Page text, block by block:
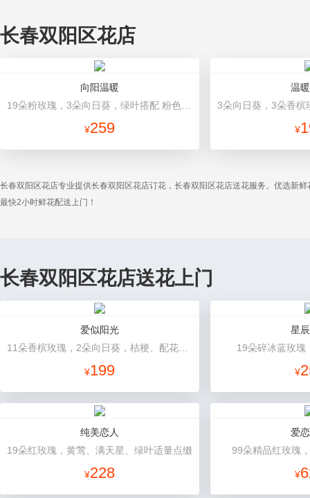
长春双阳区花店
向阳温暖
¥259
温
¥
长春双阳区花店专业提供长春双阳区花店订花，长春双阳区花店送花服务。优选新
最快2小时鲜花配送上门！
长春双阳区花店送花上门
爱似阳光
¥199
星
19朵碎冰蓝玫瑰
¥
纯美恋人
19朵红玫瑰，黄莺、满天星、绿叶适量点缀
¥228
爱
99朵精品红玫瑰
¥